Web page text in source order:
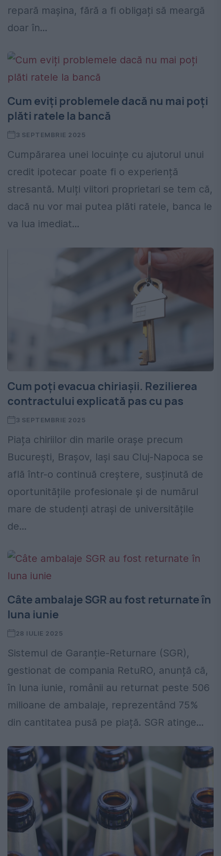
repară mașina, fără a fi obligați să meargă
doar în...
Cum eviți problemele dacă nu mai poți
plăti ratele la bancă
3 SEPTEMBRIE 2025
Cumpărarea unei locuințe cu ajutorul unui
credit ipotecar poate fi o experiență
stresantă. Mulți viitori proprietari se tem că,
dacă nu vor mai putea plăti ratele, banca le
va lua imediat...
Cum poți evacua chiriașii. Rezilierea
contractului explicată pas cu pas
3 SEPTEMBRIE 2025
Piața chiriilor din marile orașe precum
București, Brașov, Iași sau Cluj-Napoca se
află într-o continuă creștere, susținută de
oportunitățile profesionale și de numărul
mare de studenți atrași de universitățile
de...
Câte ambalaje SGR au fost returnate în
luna iunie
28 IULIE 2025
Sistemul de Garanție-Returnare (SGR),
gestionat de compania RetuRO, anunță că,
în luna iunie, românii au returnat peste 506
milioane de ambalaje, reprezentând 75%
din cantitatea pusă pe piață. SGR atinge...